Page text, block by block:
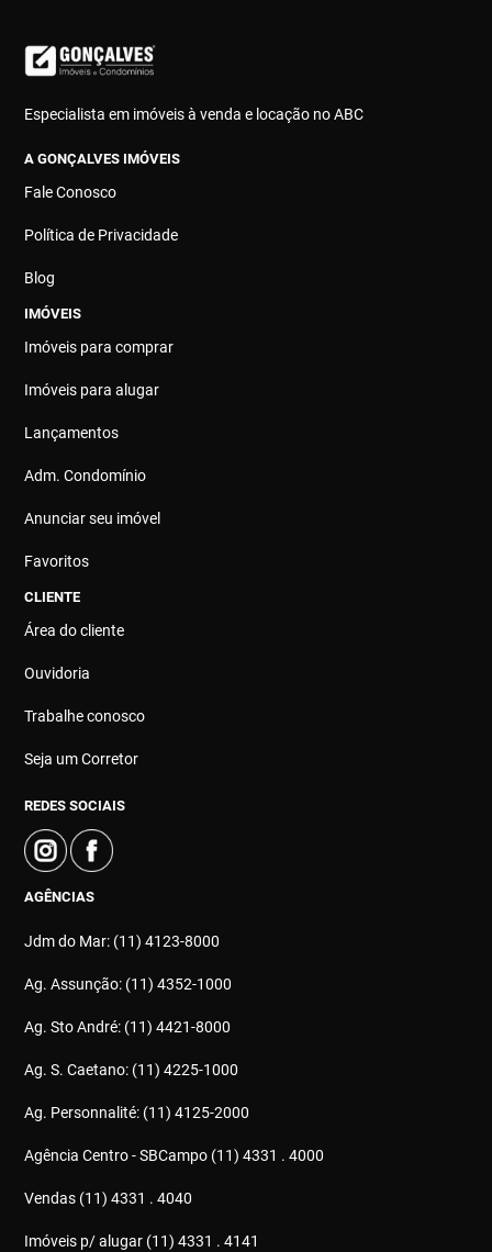
Especialista em imóveis à venda e locação no ABC
A GONÇALVES IMÓVEIS
Fale Conosco
Política de Privacidade
Blog
IMÓVEIS
Imóveis para comprar
Imóveis para alugar
Lançamentos
Adm. Condomínio
Anunciar seu imóvel
Favoritos
CLIENTE
Área do cliente
Ouvidoria
Trabalhe conosco
Seja um Corretor
REDES SOCIAIS
AGÊNCIAS
Jdm do Mar: (11) 4123-8000
Ag. Assunção: (11) 4352-1000
Ag. Sto André: (11) 4421-8000
Ag. S. Caetano: (11) 4225-1000
Ag. Personnalité: (11) 4125-2000
Agência Centro - SBCampo (11) 4331 . 4000
Vendas (11) 4331 . 4040
Imóveis p/ alugar (11) 4331 . 4141